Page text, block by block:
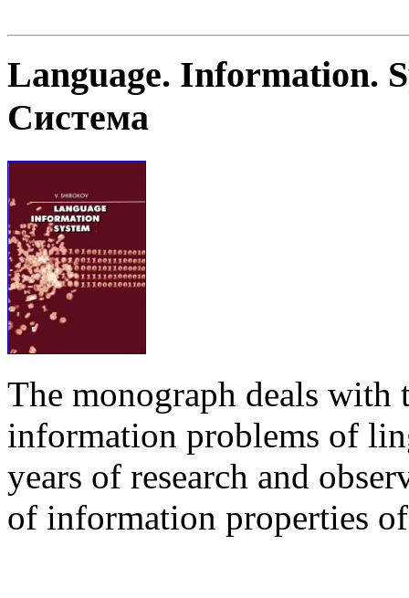
Language. Information.
Система
The monograph deals with
information problems of
years of research and
of information properties